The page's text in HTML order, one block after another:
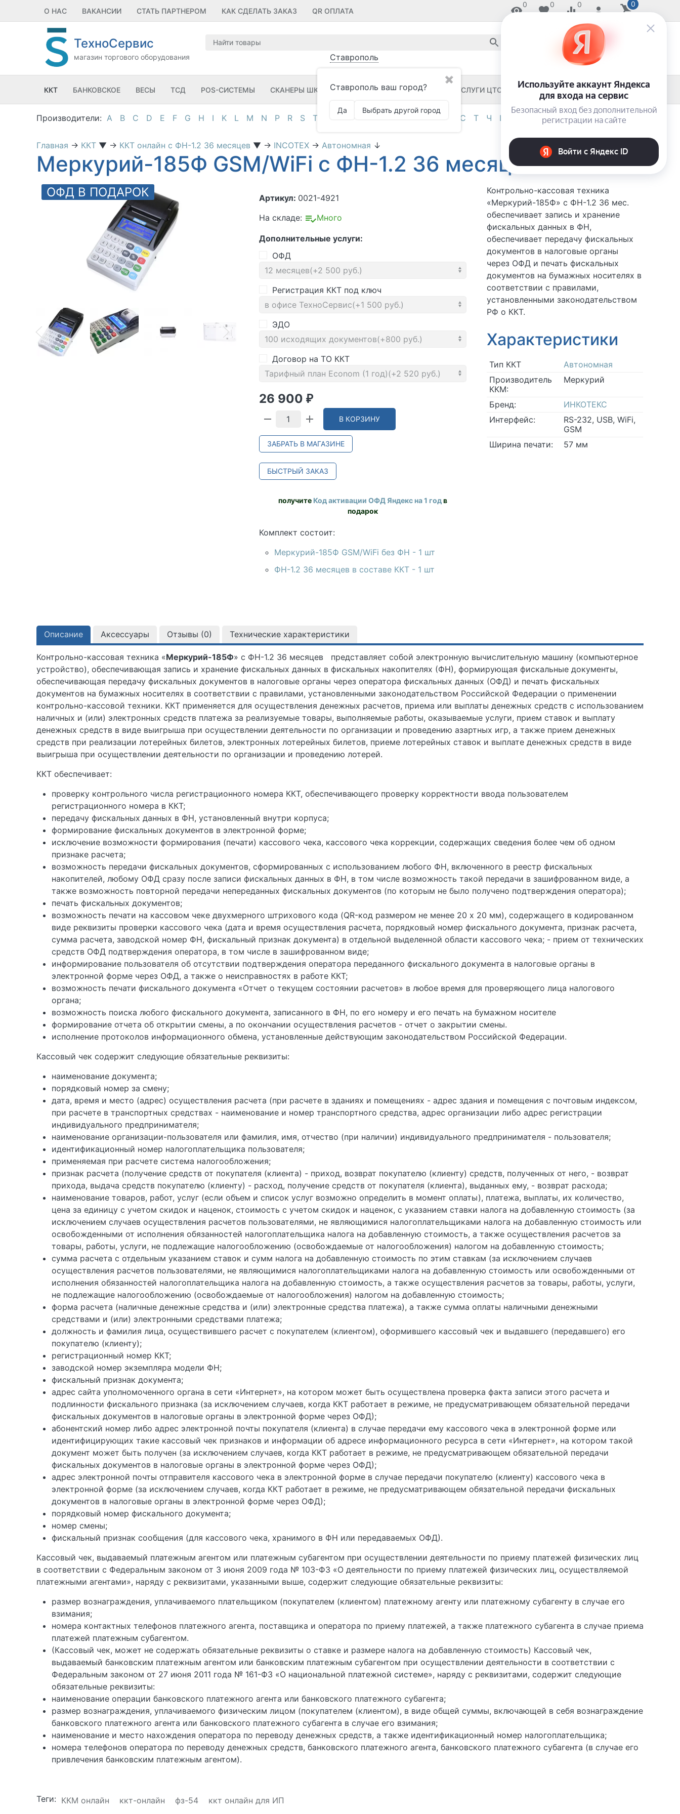
О НАС ВАКАНСИИ СТАТЬ ПАРТНЕРОМ КАК СДЕЛАТЬ ЗАКАЗ QR ОПЛАТА
0 0 0 0
ТехноСервис
магазин торгового оборудования Ставрополь
✖
Ставрополь ваш город?
Да Выбрать другой город
8 800 2018-054
звонок по России бесплатный
8 (8652) 55-11-33
ЗАКАЖИ И ЗАБЕРИ СЕГОДНЯ!
ККТ БАНКОВСКОЕ ВЕСЫ ТСД POS-СИСТЕМЫ СКАНЕРЫ ШК ПРИНТЕРЫ ШК ПО УСЛУГИ ЦТО ЧЕКОВЫЕ ПРИНТЕРЫ
A B C D E F G H I K L M N P R S T Z С Т Ч Ш 0-9
Главная → ККТ ▼ → ККТ онлайн с ФН-1.2 36 месяцев ▼ → INCOTEX → Автономная ↓
Меркурий-185Ф GSM/WiFi с ФН-1.2 36 месяцев
ОФД В ПОДАРОК Артикул: 0021-4921
На складе:
Много
Дополнительные услуги:
ОФД
Регистрация ККТ под ключ
ЭДО
Договор на ТО ККТ
26 900 ₽
В КОРЗИНУ
ЗАБРАТЬ В МАГАЗИНЕ
БЫСТРЫЙ ЗАКАЗ
получите Код активации ОФД Яндекс на 1 годв
подарок
Комплект состоит:
Меркурий-185Ф GSM/WiFi без ФН - 1 шт
ФН-1.2 36 месяцев в составе ККТ - 1 шт
Контрольно-кассовая техника
«Меркурий-185Ф» с ФН-1.2 36 мес.
обеспечивает запись и хранение
фискальных данных в ФН,
обеспечивает передачу фискальных
документов в налоговые органы
через ОФД и печать фискальных
документов на бумажных носителях в
соответствии с правилами,
установленными законодательством
РФ о ККТ.
Характеристики
Тип ККТ
Автономная
Производитель
ККМ:
Меркурий
Бренд:
ИНКОТЕКС
Интерфейс:
RS-232, USB, WiFi,
GSM
Ширина печати:
57 мм
Описание Аксессуары Отзывы (0) Технические характеристики
Контрольно-кассовая техника «Меркурий-185Ф» с ФН-1.2 36 месяцев
представляет собой электронную вычислительную машину (компьютерное
устройство), обеспечивающая запись и хранение фискальных данных в фискальных накопителях (ФН), формирующая фискальные документы,
обеспечивающая передачу фискальных документов в налоговые органы через оператора фискальных данных (ОФД) и печать фискальных
документов на бумажных носителях в соответствии с правилами, установленными законодательством Российской Федерации о применении
контрольно-кассовой техники. ККТ применяется для осуществления денежных расчетов, приема или выплаты денежных средств с использованием
наличных и (или) электронных средств платежа за реализуемые товары, выполняемые работы, оказываемые услуги, прием ставок и выплату
денежных средств в виде выигрыша при осуществлении деятельности по организации и проведению азартных игр, а также прием денежных
средств при реализации лотерейных билетов, электронных лотерейных билетов, приеме лотерейных ставок и выплате денежных средств в виде
выигрыша при осуществлении деятельности по организации и проведению лотерей.
ККТ обеспечивает:
проверку контрольного числа регистрационного номера ККТ, обеспечивающего проверку корректности ввода пользователем
регистрационного номера в ККТ;
передачу фискальных данных в ФН, установленный внутри корпуса;
формирование фискальных документов в электронной форме;
исключение возможности формирования (печати) кассового чека, кассового чека коррекции, содержащих сведения более чем об одном
признаке расчета;
возможность передачи фискальных документов, сформированных с использованием любого ФН, включенного в реестр фискальных
накопителей, любому ОФД сразу после записи фискальных данных в ФН, в том числе возможность такой передачи в зашифрованном виде, а
также возможность повторной передачи непереданных фискальных документов (по которым не было получено подтверждения оператора);
печать фискальных документов;
возможность печати на кассовом чеке двухмерного штрихового кода (QR-код размером не менее 20 x 20 мм), содержащего в кодированном
виде реквизиты проверки кассового чека (дата и время осуществления расчета, порядковый номер фискального документа, признак расчета,
сумма расчета, заводской номер ФН, фискальный признак документа) в отдельной выделенной области кассового чека; - прием от технических
средств ОФД подтверждения оператора, в том числе в зашифрованном виде;
информирование пользователя об отсутствии подтверждения оператора переданного фискального документа в налоговые органы в
электронной форме через ОФД, а также о неисправностях в работе ККТ;
возможность печати фискального документа «Отчет о текущем состоянии расчетов» в любое время для проверяющего лица налогового
органа;
возможность поиска любого фискального документа, записанного в ФН, по его номеру и его печать на бумажном носителе
формирование отчета об открытии смены, а по окончании осуществления расчетов - отчет о закрытии смены.
исполнение протоколов информационного обмена, установленные действующим законодательством Российской Федерации.
Кассовый чек содержит следующие обязательные реквизиты:
наименование документа;
порядковый номер за смену;
дата, время и место (адрес) осуществления расчета (при расчете в зданиях и помещениях - адрес здания и помещения с почтовым индексом,
при расчете в транспортных средствах - наименование и номер транспортного средства, адрес организации либо адрес регистрации
индивидуального предпринимателя;
наименование организации-пользователя или фамилия, имя, отчество (при наличии) индивидуального предпринимателя - пользователя;
идентификационный номер налогоплательщика пользователя;
применяемая при расчете система налогообложения;
признак расчета (получение средств от покупателя (клиента) - приход, возврат покупателю (клиенту) средств, полученных от него, - возврат
прихода, выдача средств покупателю (клиенту) - расход, получение средств от покупателя (клиента), выданных ему, - возврат расхода;
наименование товаров, работ, услуг (если объем и список услуг возможно определить в момент оплаты), платежа, выплаты, их количество,
цена за единицу с учетом скидок и наценок, стоимость с учетом скидок и наценок, с указанием ставки налога на добавленную стоимость (за
исключением случаев осуществления расчетов пользователями, не являющимися налогоплательщиками налога на добавленную стоимость или
освобожденными от исполнения обязанностей налогоплательщика налога на добавленную стоимость, а также осуществления расчетов за
товары, работы, услуги, не подлежащие налогообложению (освобождаемые от налогообложения) налогом на добавленную стоимость;
сумма расчета с отдельным указанием ставок и сумм налога на добавленную стоимость по этим ставкам (за исключением случаев
осуществления расчетов пользователями, не являющимися налогоплательщиками налога на добавленную стоимость или освобожденными от
исполнения обязанностей налогоплательщика налога на добавленную стоимость, а также осуществления расчетов за товары, работы, услуги,
не подлежащие налогообложению (освобождаемые от налогообложения) налогом на добавленную стоимость;
форма расчета (наличные денежные средства и (или) электронные средства платежа), а также сумма оплаты наличными денежными
средствами и (или) электронными средствами платежа;
должность и фамилия лица, осуществившего расчет с покупателем (клиентом), оформившего кассовый чек и выдавшего (передавшего) его
покупателю (клиенту);
регистрационный номер ККТ;
заводской номер экземпляра модели ФН;
фискальный признак документа;
адрес сайта уполномоченного органа в сети «Интернет», на котором может быть осуществлена проверка факта записи этого расчета и
подлинности фискального признака (за исключением случаев, когда ККТ работает в режиме, не предусматривающем обязательной передачи
фискальных документов в налоговые органы в электронной форме через ОФД);
абонентский номер либо адрес электронной почты покупателя (клиента) в случае передачи ему кассового чека в электронной форме или
идентифицирующих такие кассовый чек признаков и информации об адресе информационного ресурса в сети «Интернет», на котором такой
документ может быть получен (за исключением случаев, когда ККТ работает в режиме, не предусматривающем обязательной передачи
фискальных документов в налоговые органы в электронной форме через ОФД);
адрес электронной почты отправителя кассового чека в электронной форме в случае передачи покупателю (клиенту) кассового чека в
электронной форме (за исключением случаев, когда ККТ работает в режиме, не предусматривающем обязательной передачи фискальных
документов в налоговые органы в электронной форме через ОФД);
порядковый номер фискального документа;
номер смены;
фискальный признак сообщения (для кассового чека, хранимого в ФН или передаваемых ОФД).
Кассовый чек, выдаваемый платежным агентом или платежным субагентом при осуществлении деятельности по приему платежей физических лиц
в соответствии с Федеральным законом от 3 июня 2009 года № 103-ФЗ «О деятельности по приему платежей физических лиц, осуществляемой
платежными агентами», наряду с реквизитами, указанными выше, содержит следующие обязательные реквизиты:
размер вознаграждения, уплачиваемого плательщиком (покупателем (клиентом) платежному агенту или платежному субагенту в случае его
взимания;
номера контактных телефонов платежного агента, поставщика и оператора по приему платежей, а также платежного субагента в случае приема
платежей платежным субагентом.
(Кассовый чек, может не содержать обязательные реквизиты о ставке и размере налога на добавленную стоимость) Кассовый чек,
выдаваемый банковским платежным агентом или банковским платежным субагентом при осуществлении деятельности в соответствии с
Федеральным законом от 27 июня 2011 года № 161-ФЗ «О национальной платежной системе», наряду с реквизитами, содержит следующие
обязательные реквизиты:
наименование операции банковского платежного агента или банковского платежного субагента;
размер вознаграждения, уплачиваемого физическим лицом (покупателем (клиентом), в виде общей суммы, включающей в себя вознаграждение
банковского платежного агента или банковского платежного субагента в случае его взимания;
наименование и место нахождения оператора по переводу денежных средств, а также идентификационный номер налогоплательщика;
номера телефонов оператора по переводу денежных средств, банковского платежного агента, банковского платежного субагента (в случае его
привлечения банковским платежным агентом).
Теги: ККМ онлайн ккт-онлайн фз-54 ккт онлайн для ИП